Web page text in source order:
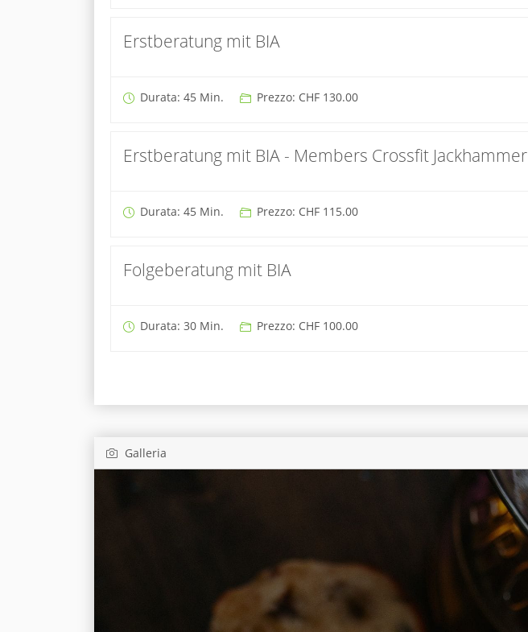
Erstberatung mit BIA
Durata: 45 Min. Prezzo: CHF 130.00
Erstberatung mit BIA - Members Crossfit Jackhammer
Durata: 45 Min. Prezzo: CHF 115.00
Folgeberatung mit BIA
Durata: 30 Min. Prezzo: CHF 100.00
Galleria